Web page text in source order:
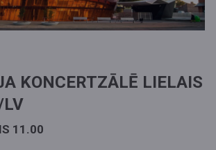
KONCERTZĀLĒ LIELAIS
11.00